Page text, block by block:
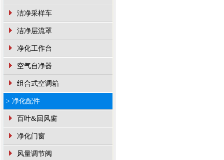
洁净采样车
洁净层流罩
净化工作台
空气自净器
组合式空调箱
> 净化配件
百叶&回风窗
净化门窗
风量调节阀